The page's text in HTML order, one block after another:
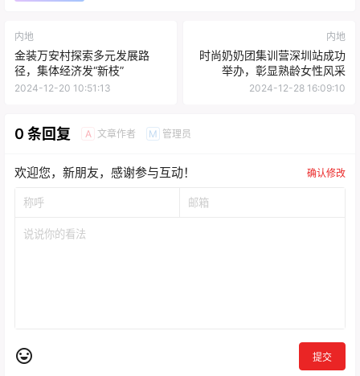
内地
金装万安村探索多元发展路
径，集体经济发“新枝”
2024-12-20 10:51:13
内地
时尚奶奶团集训营深圳站成功
举办，彰显熟龄女性风采
2024-12-28 16:09:10
0 条回复 A 文章作者 M 管理员
欢迎您，新朋友，感谢参与互动！ 确认修改
提交